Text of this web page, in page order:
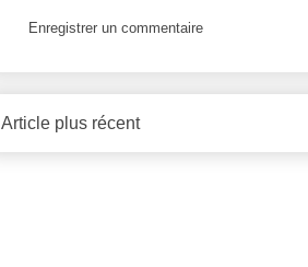
Enregistrer un commentaire
Article plus récent